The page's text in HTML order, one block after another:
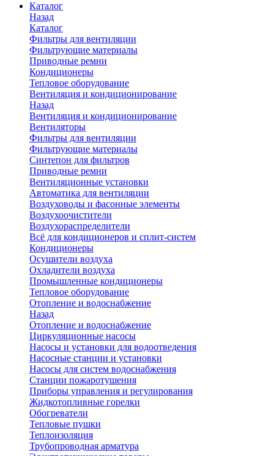
Каталог
Назад
Каталог
Фильтры для вентиляции
Фильтрующие материалы
Приводные ремни
Кондиционеры
Тепловое оборудование
Вентиляция и кондиционирование
Назад
Вентиляция и кондиционирование
Вентиляторы
Фильтры для вентиляции
Фильтрующие материалы
Синтепон для фильтров
Приводные ремни
Вентиляционные установки
Автоматика для вентиляции
Воздуховоды и фасонные элементы
Воздухоочистители
Воздухораспределители
Всё для кондиционеров и сплит-систем
Кондиционеры
Осушители воздуха
Охладители воздуха
Промышленные кондиционеры
Тепловое оборудование
Отопление и водоснабжение
Назад
Отопление и водоснабжение
Циркуляционные насосы
Насосы и установки для водоотведения
Насосные станции и установки
Насосы для систем водоснабжения
Станции пожаротушения
Приборы управления и регулирования
Жидкотопливные горелки
Обогреватели
Тепловые пушки
Теплоизоляция
Трубопроводная арматура